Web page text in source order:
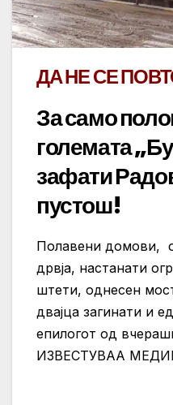
ДА НЕ СЕ
За само
големата
зафати
пустош!
Полавени домови,
дрвја, настанати
штети, однесен
двајца загинати и
епилогот од
ИЗВЕСТУВАА